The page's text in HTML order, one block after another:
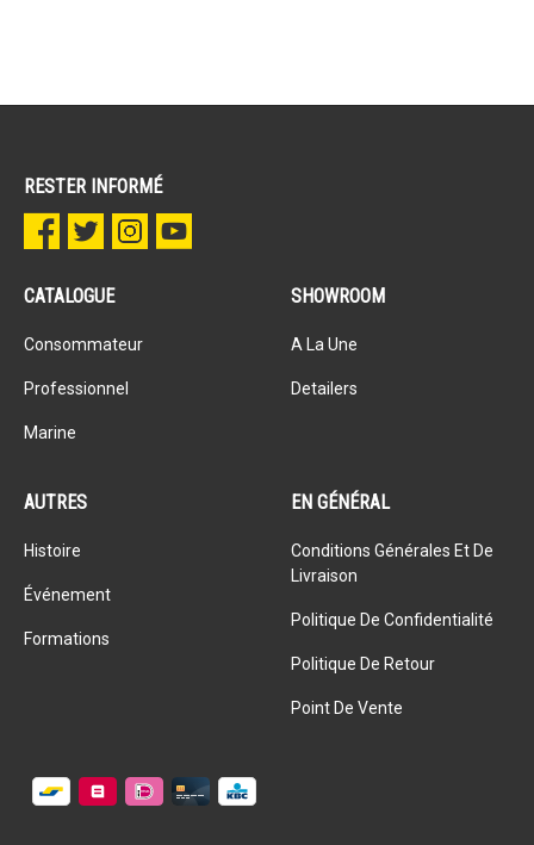
RESTER INFORMÉ
CATALOGUE
Consommateur
Professionnel
Marine
SHOWROOM
A La Une
Detailers
AUTRES
Histoire
Événement
Formations
EN GÉNÉRAL
Conditions Générales Et De
Livraison
Politique De Confidentialité
Politique De Retour
Point De Vente